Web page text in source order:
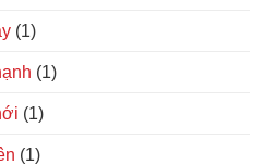
(1)
(1)
(1)
(1)